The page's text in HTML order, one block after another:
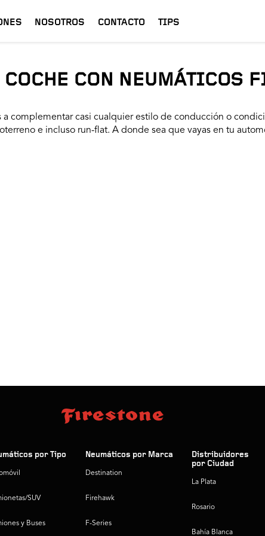
NOSOTROS CONTACTO TIPS
CON NEUMÁTICOS
complementar casi cualquier estilo de conducción o
e incluso run-flat. A donde sea que vayas en tu
por Tipo
SUV
y Buses
Neumáticos por Marca
Destination
Firehawk
F-Series
Distribuidores
por Ciudad
La Plata
Rosario
Bahía Blanca